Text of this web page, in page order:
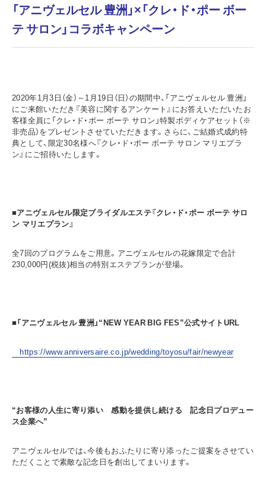
「アニヴェルセル 豊洲」×「クレ・ド・ポー ボー
テ サロン」コラボキャンペーン
2020年1月3日（金）～1月19日（日）の期間中、「アニヴェルセル 豊洲」
にご来館いただき『美容に関するアンケート』にお答えいただいたお
客様全員に「クレ・ド・ポー ボーテ サロン」特製ボディケアセット（※
非売品）をプレゼントさせていただきます。さらに、ご結婚式成約特
典として、限定30名様へ『クレ・ド・ポー ボーテ サロン マリエプラ
ン』にご招待いたします。
■アニヴェルセル限定ブライダルエステ『クレ・ド・ポー ボーテ サロ
ン マリエプラン』
全7回のプログラムをご用意。アニヴェルセルの花嫁限定で合計
230,000円(税抜)相当の特別エステプランが登場。
■「アニヴェルセル 豊洲」“NEW YEAR BIG FES”公式サイトURL
https://www.anniversaire.co.jp/wedding/toyosu/fair/newyear
“お客様の人生に寄り添い 感動を提供し続ける 記念日プロデュー
ス企業へ”
アニヴェルセルでは、今後もおふたりに寄り添ったご提案をさせてい
ただくことで素敵な記念日を創出してまいります。